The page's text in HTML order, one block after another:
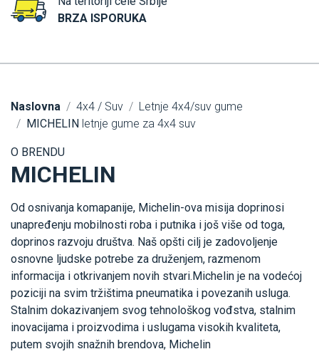
BRZA ISPORUKA
Naslovna 4x4 / Suv
Letnje 4x4/suv gume
MICHELIN letnje gume za 4x4 suv
O BRENDU
MICHELIN
Od osnivanja komapanije, Michelin-ova misija doprinosi
unapređenju mobilnosti roba i putnika i još više od toga,
doprinos razvoju društva. Naš opšti cilj je zadovoljenje
osnovne ljudske potrebe za druženjem, razmenom
informacija i otkrivanjem novih stvari.Michelin je na vodećoj
poziciji na svim tržištima pneumatika i povezanih usluga.
Stalnim dokazivanjem svog tehnološkog vođstva, stalnim
inovacijama i proizvodima i uslugama visokih kvaliteta,
putem svojih snažnih brendova, Michelin